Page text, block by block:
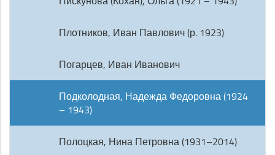
Плотников, Иван Павлович (р. 1923)
Погарцев, Иван Иванович
Подколодная, Надежда Федоровна (1924
– 1943)
Полоцкая, Нина Петровна (1931–2014)